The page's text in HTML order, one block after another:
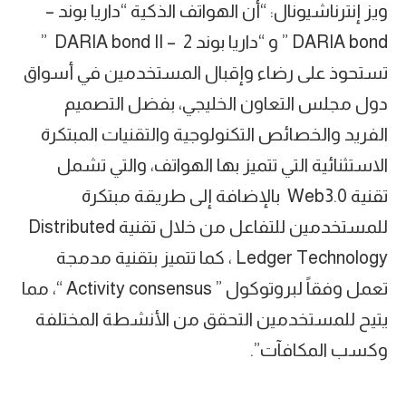
ويز إنترناشيونال: “أن الهواتف الذكية “داريا بوند –
DARIA bond ” و “داريا بوند 2 – DARIA bond II ”
تستحوذ على رضاء وإقبال المستخدمين في أسواق
دول مجلس التعاون الخليجي، بفضل التصميم
الفريد والخصائص التكنولوجية والتقنيات المبتكرة
الاستثنائية التي تتميز بها الهواتف، والتي تشمل
تقنية Web3.0 بالإضافة إلى طريقة مبتكرة
للمستخدمين للتفاعل من خلال تقنية Distributed
Ledger Technology ، كما تتميز بتقنية مدمجة
تعمل وفقاً لبروتوكول ” Activity consensus “، مما
يتيح للمستخدمين التحقق من الأنشطة المختلفة
وكسب المكافآت”.